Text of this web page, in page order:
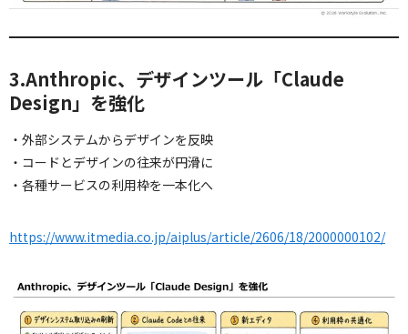
3.Anthropic、デザインツール「Claude
Design」を強化
・外部システムからデザインを反映
・コードとデザインの往来が円滑に
・各種サービスの利用枠を一本化へ
https://www.itmedia.co.jp/aiplus/article/2606/18/2000000102/